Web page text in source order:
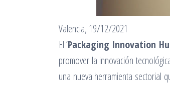
Valencia, 19/12/2021
El ‘Packaging Innovation
promover la innovación
una nueva herramienta sectorial